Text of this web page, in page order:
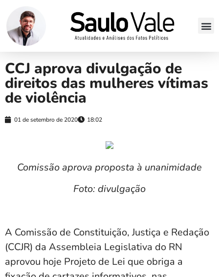
CCJ aprova divulgação de
direitos das mulheres vítimas
de violência
01 de setembro de 2020 18:02
Comissão aprova proposta à unanimidade
Foto: divulgação
A Comissão de Constituição, Justiça e Redação
(CCJR) da Assembleia Legislativa do RN
aprovou hoje Projeto de Lei que obriga a